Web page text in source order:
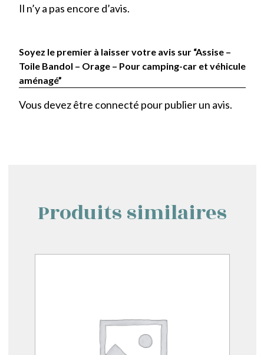
Il n’y a pas encore d’avis.
Soyez le premier à laisser votre avis sur “Assise –
Toile Bandol – Orage – Pour camping-car et véhicule
aménagé”
Vous devez être connecté pour publier un avis.
Produits similaires